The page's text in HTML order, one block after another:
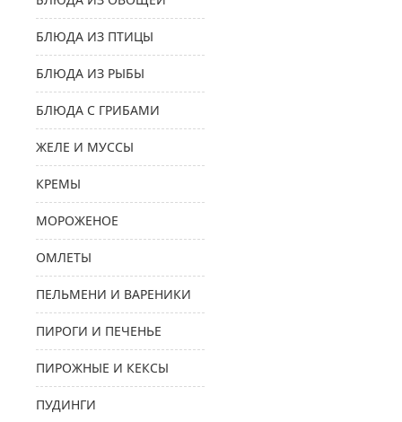
БЛЮДА ИЗ ПТИЦЫ
БЛЮДА ИЗ РЫБЫ
БЛЮДА С ГРИБАМИ
ЖЕЛЕ И МУССЫ
КРЕМЫ
МОРОЖЕНОЕ
ОМЛЕТЫ
ПЕЛЬМЕНИ И ВАРЕНИКИ
ПИРОГИ И ПЕЧЕНЬЕ
ПИРОЖНЫЕ И КЕКСЫ
ПУДИНГИ